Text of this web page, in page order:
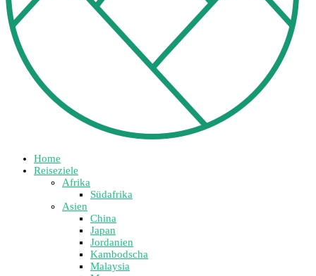
Home
Reiseziele
Afrika
Südafrika
Asien
China
Japan
Jordanien
Kambodscha
Malaysia